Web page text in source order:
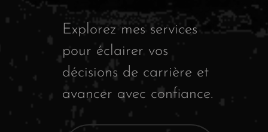
Explorez mes services
pour éclairer vos
décisions de carrière et
avancer avec confiance.